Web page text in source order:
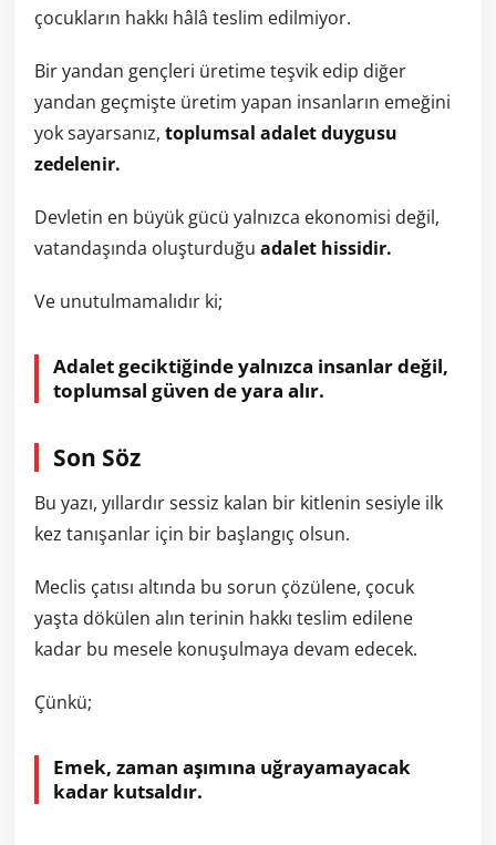
çocukların hakkı hâlâ teslim edilmiyor.
Bir yandan gençleri üretime teşvik edip diğer
yandan geçmişte üretim yapan insanların emeğini
yok sayarsanız, toplumsal adalet duygusu
zedelenir.
Devletin en büyük gücü yalnızca ekonomisi değil,
vatandaşında oluşturduğu adalet hissidir.
Ve unutulmamalıdır ki;
Adalet geciktiğinde yalnızca insanlar değil,
toplumsal güven de yara alır.
Son Söz
Bu yazı, yıllardır sessiz kalan bir kitlenin sesiyle ilk
kez tanışanlar için bir başlangıç olsun.
Meclis çatısı altında bu sorun çözülene, çocuk
yaşta dökülen alın terinin hakkı teslim edilene
kadar bu mesele konuşulmaya devam edecek.
Çünkü;
Emek, zaman aşımına uğrayamayacak
kadar kutsaldır.